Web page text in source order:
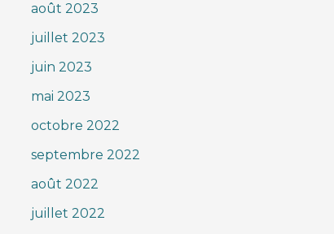
août 2023
juillet 2023
juin 2023
mai 2023
octobre 2022
septembre 2022
août 2022
juillet 2022